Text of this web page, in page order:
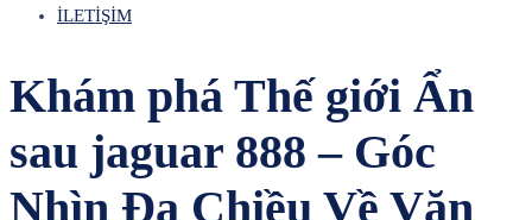
İLETİŞİM
Khám phá Thế giới Ẩn
sau jaguar 888 – Góc
Nhìn Đa Chiều Về Văn